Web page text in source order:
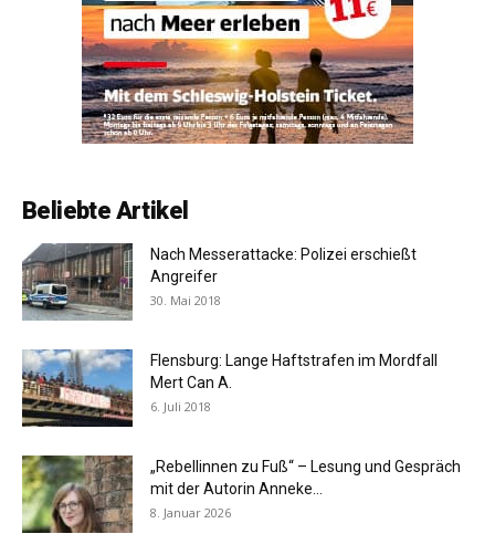
Beliebte Artikel
Nach Messerattacke: Polizei erschießt
Angreifer
30. Mai 2018
Flensburg: Lange Haftstrafen im Mordfall
Mert Can A.
6. Juli 2018
„Rebellinnen zu Fuß“ – Lesung und Gespräch
mit der Autorin Anneke...
8. Januar 2026